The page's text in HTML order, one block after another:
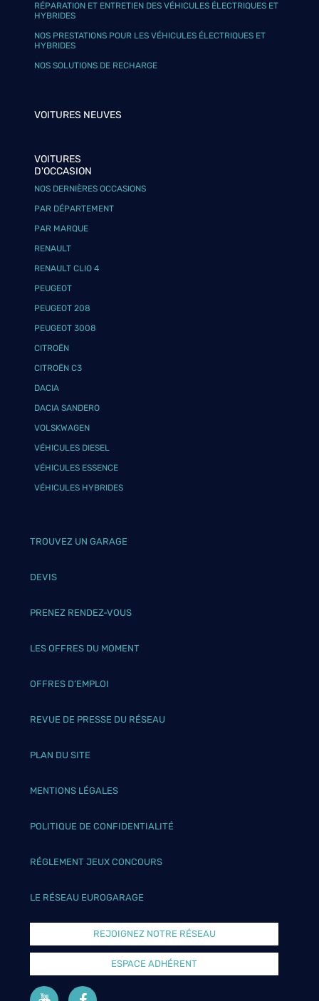
RÉPARATION ET ENTRETIEN DES VÉHICULES ÉLECTRIQUES ET
HYBRIDES
NOS PRESTATIONS POUR LES VÉHICULES ÉLECTRIQUES ET
HYBRIDES
NOS SOLUTIONS DE RECHARGE
VOITURES NEUVES
VOITURES
D'OCCASION
NOS DERNIÈRES OCCASIONS
PAR DÉPARTEMENT
PAR MARQUE
RENAULT
RENAULT CLIO 4
PEUGEOT
PEUGEOT 208
PEUGEOT 3008
CITROËN
CITROËN C3
DACIA
DACIA SANDERO
VOLSKWAGEN
VÉHICULES DIESEL
VÉHICULES ESSENCE
VÉHICULES HYBRIDES
TROUVEZ UN GARAGE
DEVIS
PRENEZ RENDEZ-VOUS
LES OFFRES DU MOMENT
OFFRES D’EMPLOI
REVUE DE PRESSE DU RÉSEAU
PLAN DU SITE
MENTIONS LÉGALES
POLITIQUE DE CONFIDENTIALITÉ
RÉGLEMENT JEUX CONCOURS
LE RÉSEAU EUROGARAGE
REJOIGNEZ NOTRE RÉSEAU
ESPACE ADHÉRENT